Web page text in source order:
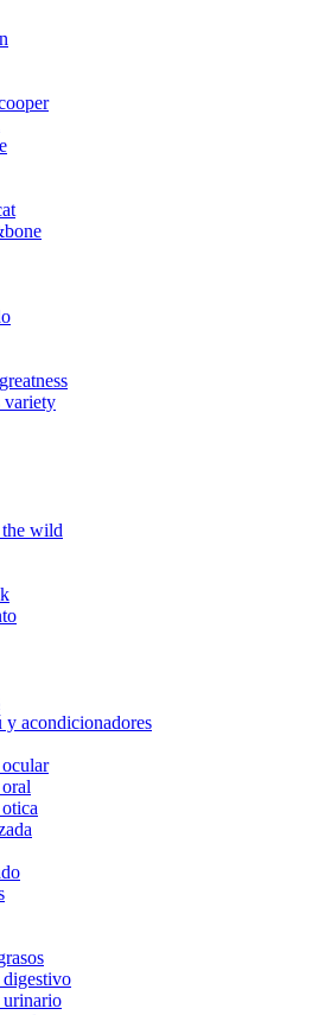
variety
wild
y acondicionadores
urinario